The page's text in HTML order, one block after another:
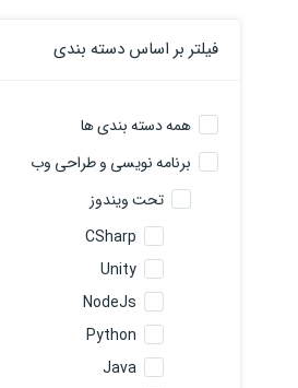
فیلتر بر اساس دسته بندی
همه دسته بندی ها
برنامه نویسی و طراحی وب
تحت ویندوز
CSharp
Unity
NodeJs
Python
Java